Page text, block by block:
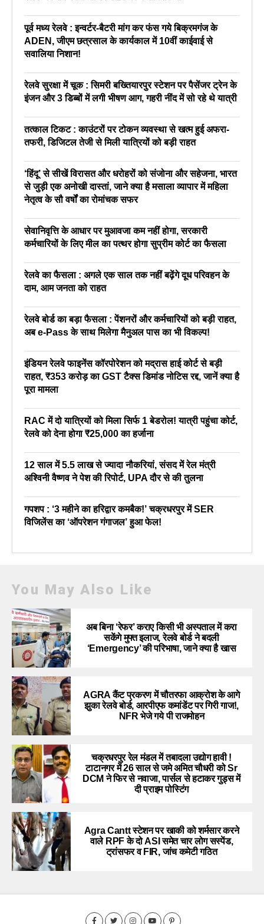
पूर्व मध्य रेलवे : इन्वर्टर-बैटरी मांग कर फंस गये बिक्रमगंज के
ADEN, जीएम छत्रसाल के कार्यकाल में 10वीं काईवाई से
सवालिया निशान!
रेलवे सुरक्षा में चूक : सिमरी बख्तियारपुर स्टेशन पर पैसेंजर ट्रेन के
इंजन और 3 डिब्बों में लगी भीषण आग, गहरी नींद में सो रहे थे यात्री
तत्काल टिकट : काउंटरों पर टोकन व्यवस्था से खत्म हुई अफरा-
तफरी, डिजिटल तेजी से मिली यात्रियों को बड़ी राहत
‘हिंदू’ से सीखें विरासत और धरोहरों को संजोना और सहेजना, भारत
से जुड़ी एक अनोखी दास्तां, जाने क्या है मसाला व्यापार में महिला
नेतृत्व के सौ वर्षों का रोमांचक सफर
सेवानिवृत्ति के आधार पर मुआवजा कम नहीं होगा, सरकारी
कर्मचारियों के लिए मील का पत्थर होगा सुप्रीम कोर्ट का फैसला
रेलवे का फैसला : अगले एक साल तक नहीं बढ़ेंगे दूध परिवहन के
दाम, आम जनता को राहत
रेलवे बोर्ड का बड़ा फैसला : पेंशनरों और कर्मचारियों को बड़ी राहत,
अब e-Pass के साथ मिलेगा मैनुअल पास का भी विकल्प!
इंडियन रेलवे फाइनेंस कॉरपोरेशन को मद्रास हाई कोर्ट से बड़ी
राहत, ₹353 करोड़ का GST टैक्स डिमांड नोटिस रद्द, जानें क्या है
पूरा मामला
RAC में दो यात्रियों को मिला सिर्फ 1 बेडरोल! यात्री पहुंचा कोर्ट,
रेलवे को देना होगा ₹25,000 का हर्जाना
12 साल में 5.5 लाख से ज्यादा नौकरियां, संसद में रेल मंत्री
अश्विनी वैष्णव ने पेश की रिपोर्ट, UPA दौर से की तुलना
गपशप : ‘3 महीने का हरिद्वार कमबैक!’ चक्रधरपुर में SER
विजिलेंस का ‘ऑपरेशन गंगाजल’ हुआ फेल!
You May Also Like
अब बिना ‘रेफर’ कराए किसी भी अस्पताल में करा
सकेंगे मुफ्त इलाज, रेलवे बोर्ड ने बदली
‘Emergency’ की परिभाषा, जाने क्या है खास
AGRA कैंट प्रकरण में चौतरफा आक्रोश के आगे
झुका रेलवे बोर्ड, आरपीएफ कमांडेंट पर गिरी गाज!,
NFR भेजे गये पी राजमोहन
चक्रधरपुर रेल मंडल में तबादला उद्योग हावी !
टाटानगर में 26 साल से जमे अमित चौधरी को Sr
DCM ने फिर से नवाजा, पार्सल से हटाकर गुड्स में
दी प्राइम पोस्टिंग
Agra Cantt स्टेशन पर खाकी को शर्मसार करने
वाले RPF के दो ASI समेत चार लोग सस्पेंड,
ट्रांसफर व FIR, जांच कमेटी गठित